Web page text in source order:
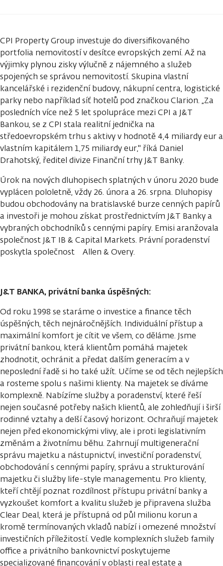
CPI Property Group investuje do diversifikovaného
portfolia nemovitostí v desítce evropských zemí. Až na
výjimky plynou zisky výlučně z nájemného a služeb
spojených se správou nemovitostí. Skupina vlastní
kancelářské i rezidenční budovy, nákupní centra, logistické
parky nebo například síť hotelů pod značkou Clarion. „Za
posledních více než 5 let spolupráce mezi CPI a J&T
Bankou, se z CPI stala realitní jednička na
středoevropském trhu s aktivy v hodnotě 4,4 miliardy eur a
vlastním kapitálem 1,75 miliardy eur," říká Daniel
Drahotský, ředitel divize Finanční trhy J&T Banky.
Úrok na nových dluhopisech splatných v únoru 2020 bude
vyplácen pololetně, vždy 26. února a 26. srpna. Dluhopisy
budou obchodovány na bratislavské burze cenných papírů
a investoři je mohou získat prostřednictvím J&T Banky a
vybraných obchodníků s cennými papíry. Emisi aranžovala
společnost J&T IB & Capital Markets. Právní poradenství
poskytla společnost Allen & Overy.
J&T BANKA, privátní banka úspěšných:
Od roku 1998 se staráme o investice a finance těch
úspěšných, těch nejnáročnějších. Individuální přístup a
maximální komfort je cítit ve všem, co děláme. Jsme
privátní bankou, která klientům pomáhá majetek
zhodnotit, ochránit a předat dalším generacím a v
neposlední řadě si ho také užít. Učíme se od těch nejlepších
a rosteme spolu s našimi klienty. Na majetek se díváme
komplexně. Nabízíme služby a poradenství, které řeší
nejen současné potřeby našich klientů, ale zohledňují i širší
rodinné vztahy a delší časový horizont. Ochraňují majetek
nejen před ekonomickými vlivy, ale i proti legislativním
změnám a životnímu běhu. Zahrnují multigenerační
správu majetku a nástupnictví, investiční poradenství,
obchodování s cennými papíry, správu a strukturování
majetku či služby life-style managementu. Pro klienty,
kteří chtějí poznat rozdílnost přístupu privátní banky a
vyzkoušet komfort a kvalitu služeb je připravena služba
Clear Deal, která je přístupná od půl milionu korun a
kromě termínovaných vkladů nabízí i omezené množství
investičních příležitostí. Vedle komplexních služeb family
office a privátního bankovnictví poskytujeme
specializované financování v oblasti real estate a